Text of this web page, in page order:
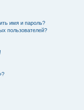
имя и пароль?
пользователей?